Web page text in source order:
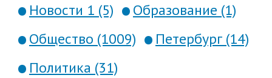
Новости 1 (5)
Образование (1)
Общество (1009)
Петербург (14)
Политика (31)